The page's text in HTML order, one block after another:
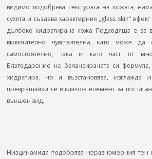
видимо подобрява текстурата на кожата,
сухота и създава характерния „glass skin“
дълбоко хидратирана кожа. Подходяща е за
включително чувствителна, като може да
самостоятелно, така и като част от
Благодарение на балансираната си
хидратира, но и възстановява, изглажда
превръщайки се в ключов елемент за
външен вид.
Ниацинамида подобрява неравномерния тен